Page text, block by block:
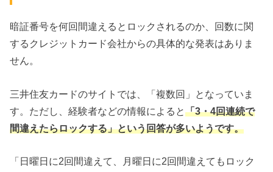
暗証番号を何回間違えるとロックされるのか、回数に関
するクレジットカード会社からの具体的な発表はありま
せん。
三井住友カードのサイトでは、「複数回」となっていま
す。ただし、経験者などの情報によると「3・4回連続で
間違えたらロックする」という回答が多いようです。
「日曜日に2回間違えて、月曜日に2回間違えてもロック